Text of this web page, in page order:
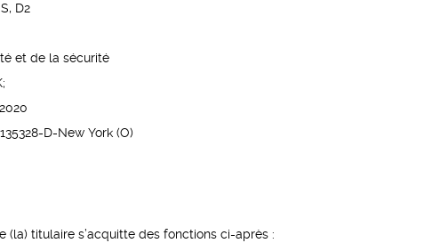
D2
et de la sécurité
D-New York (O)
(la) titulaire s’acquitte des fonctions ci-après :